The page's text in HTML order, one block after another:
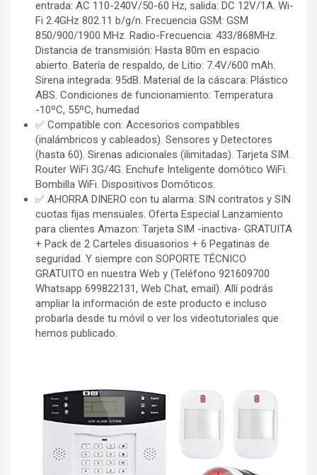
entrada: AC 110-240V/50-60 Hz, salida: DC 12V/1A. Wi-
Fi 2.4GHz 802.11 b/g/n. Frecuencia GSM: GSM
850/900/1900 MHz. Radio-Frecuencia: 433/868MHz.
Distancia de transmisión: Hasta 80m en espacio
abierto. Batería de respaldo, de Litio: 7.4V/600 mAh.
Sirena integrada: 95dB. Material de la cáscara: Plástico
ABS. Condiciones de funcionamiento: Temperatura
-10ºC, 55ºC, humedad
✅ Compatible con: Accesorios compatibles
(inalámbricos y cableados). Sensores y Detectores
(hasta 60). Sirenas adicionales (ilimitadas). Tarjeta SIM.
Router WiFi 3G/4G. Enchufe Inteligente domótico WiFi.
Bombilla WiFi. Dispositivos Domóticos.
✅ AHORRA DINERO con tu alarma: SIN contratos y SIN
cuotas fijas mensuales. Oferta Especial Lanzamiento
para clientes Amazon: Tarjeta SIM -inactiva- GRATUITA
+ Pack de 2 Carteles disuasorios + 6 Pegatinas de
seguridad. Y siempre con SOPORTE TÉCNICO
GRATUITO en nuestra Web y (Teléfono 921609700
Whatsapp 699822131, Web Chat, email). Allí podrás
ampliar la información de este producto e incluso
probarla desde tu móvil o ver los videotutoriales que
hemos publicado.